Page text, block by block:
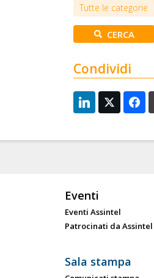
Condividi
Eventi
Eventi Assintel
Patrocinati da Assintel
Sala stampa